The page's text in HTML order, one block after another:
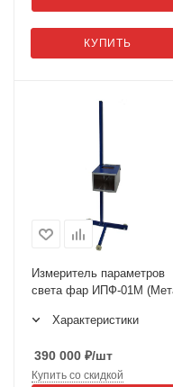
КУПИТЬ
Измеритель параметров
света фар ИПФ-01М
Характеристики
390 000 ₽/шт
Купить со скидкой